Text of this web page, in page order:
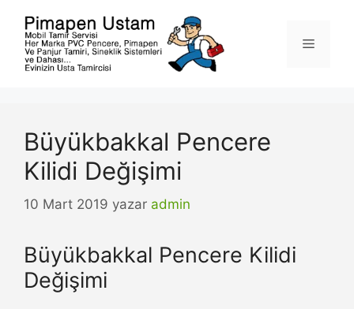
Menü
Büyükbakkal Pencere
Kilidi Değişimi
10 Mart 2019 yazar admin
Büyükbakkal Pencere Kilidi
Değişimi